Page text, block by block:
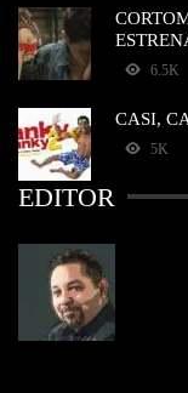
6.5K
CASI,
5K
EDITOR